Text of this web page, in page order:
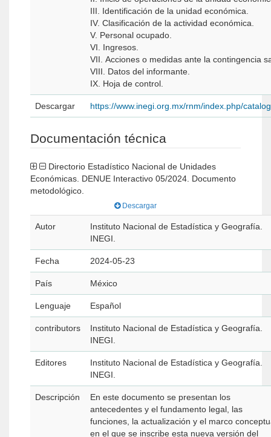
III. Identificación de la unidad económica.
IV. Clasificación de la actividad económica.
V. Personal ocupado.
VI. Ingresos.
VII. Acciones o medidas ante la contingencia
VIII. Datos del informante.
IX. Hoja de control.
Descargar https://www.inegi.org.mx/rnm/index.php/
Documentación técnica
Económicas. DENUE Interactivo 05/2024. Documento
metodológico.
Descargar
Autor
Instituto Nacional de Estadística y Geografía.
INEGI.
Fecha 2024-05-23
País México
Lenguaje Español
contributors
Instituto Nacional de Estadística y Geografía.
INEGI.
Editores
Instituto Nacional de Estadística y Geografía.
INEGI.
Descripción
En este documento se presentan los
antecedentes y el fundamento legal, las
funciones, la actualización y el marco
en el que se inscribe esta nueva versión del